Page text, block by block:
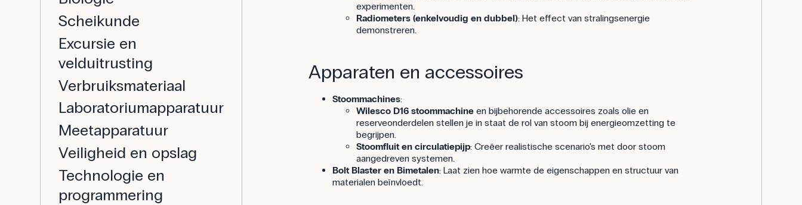
Scheikunde
Excursie en
velduitrusting
Verbruiksmateriaal
Laboratoriumapparatuur
Meetapparatuur
Veiligheid en opslag
Technologie en
programmering
experimenten.
Radiometers (enkelvoudig en dubbel): Het effect van stralingsenergie
demonstreren.
Apparaten en accessoires
Stoommachines:
Wilesco D16 stoommachine en bijbehorende accessoires zoals olie en
reserveonderdelen stellen je in staat de rol van stoom bij energieomzetting te
begrijpen.
Stoomfluit en circulatiepijp: Creëer realistische scenario's met door stoom
aangedreven systemen.
Bolt Blaster en Bimetalen: Laat zien hoe warmte de eigenschappen en structuur van
materialen beïnvloedt.